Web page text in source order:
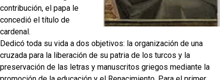
contribución, el papa le
concedió el título de
cardenal.
Dedicó toda su vida a dos objetivos: la organización de una
cruzada para la liberación de su patria de los turcos y la
preservación de las letras y manuscritos griegos mediante la